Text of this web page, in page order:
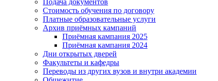
Подача документов
Стоимость обучения по договору
Платные образовательные услуги
Архив приёмных кампаний
Приёмная кампания 2025
Приёмная кампания 2024
Дни открытых дверей
Факультеты и кафедры
Переводы из других вузов и внутри академии